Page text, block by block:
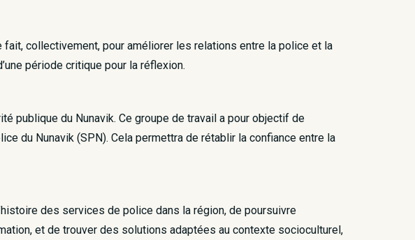
collectivement, pour améliorer les relations entre la police et la
période critique pour la réflexion.
publique du Nunavik. Ce groupe de travail a pour objectif de
du Nunavik (SPN). Cela permettra de rétablir la confiance entre la
des services de police dans la région, de poursuivre
et de trouver des solutions adaptées au contexte socioculturel,